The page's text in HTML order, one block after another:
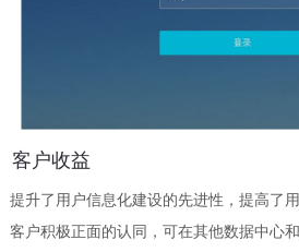
客户收益
提升了用户信息化建设的先进性，提高了
客户积极正面的认同，可在其他数据中心